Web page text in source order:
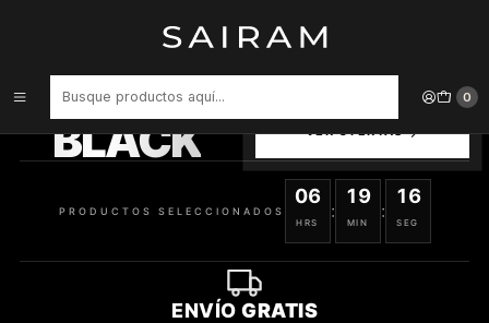
0
Perfume Burberry Hero Recarga Varon Edt 200 ml
BLACK
SELECCIONADOS
PRODUCTOS SELECCIONADOS
06
HRS
:
19
MIN
:
16
SEG
ENVÍO GRATIS